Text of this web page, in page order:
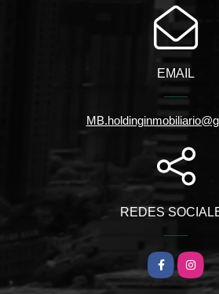
EMAIL
REDES
Facebook